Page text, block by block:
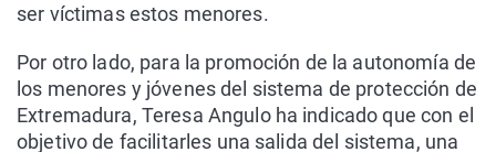
ser víctimas estos menores.
Por otro lado, para la promoción de la autonomía de
los menores y jóvenes del sistema de protección de
Extremadura, Teresa Angulo ha indicado que con el
objetivo de facilitarles una salida del sistema, una